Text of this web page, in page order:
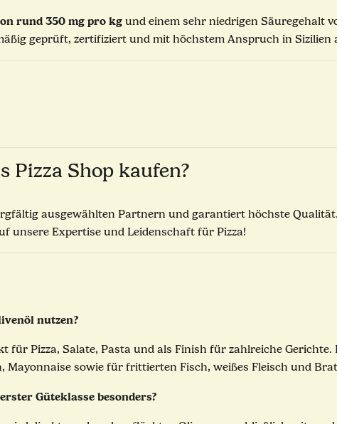
rund 350 mg pro kg und einem sehr niedrigen Säuregehalt
geprüft, zertifiziert und mit höchstem Anspruch in Sizilien
Pizza Shop kaufen?
ausgewählten Partnern und garantiert höchste
unsere Expertise und Leidenschaft für Pizza!
nutzen?
für Pizza, Salate, Pasta und als Finish für zahlreiche
Mayonnaise sowie für frittierten Fisch, weißes Fleisch und
Güteklasse besonders?